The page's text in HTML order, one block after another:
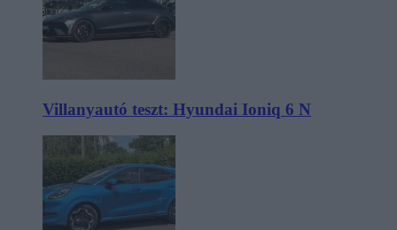
Villanyautó teszt: Hyundai Ioniq 6 N